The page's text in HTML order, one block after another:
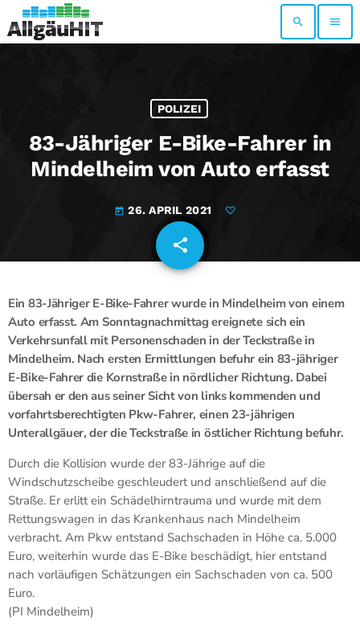
search menu
POLIZEI
83-Jähriger E-Bike-Fahrer in
Mindelheim von Auto erfasst
today 26. APRIL 2021
share
email
Ein 83-Jähriger E-Bike-Fahrer wurde in Mindelheim von einem
Auto erfasst. Am Sonntagnachmittag ereignete sich ein
Verkehrsunfall mit Personenschaden in der Teckstraße in
Mindelheim. Nach ersten Ermittlungen befuhr ein 83-jähriger
E-Bike-Fahrer die Kornstraße in nördlicher Richtung. Dabei
übersah er den aus seiner Sicht von links kommenden und
vorfahrtsberechtigten Pkw-Fahrer, einen 23-jährigen
Unterallgäuer, der die Teckstraße in östlicher Richtung befuhr.
Durch die Kollision wurde der 83-Jährige auf die
Windschutzscheibe geschleudert und anschließend auf die
Straße. Er erlitt ein Schädelhirntrauma und wurde mit dem
Rettungswagen in das Krankenhaus nach Mindelheim
verbracht. Am Pkw entstand Sachschaden in Höhe ca. 5.000
Euro, weiterhin wurde das E-Bike beschädigt, hier entstand
nach vorläufigen Schätzungen ein Sachschaden von ca. 500
Euro.
(PI Mindelheim)